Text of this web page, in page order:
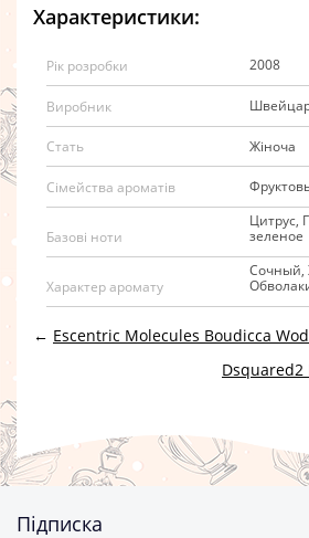
Характеристики:
Рік розробки 2008
Виробник
Стать Жіноча
Сімейства ароматів
Базові ноти
Цитрус,
зеленое
Характер аромату
Сочный,
← Escentric Molecules Boudicca
Dsquared2
Підписка